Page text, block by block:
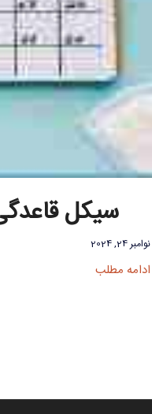
سیکل
نوامبر 24, 2024
ادامه مطلب